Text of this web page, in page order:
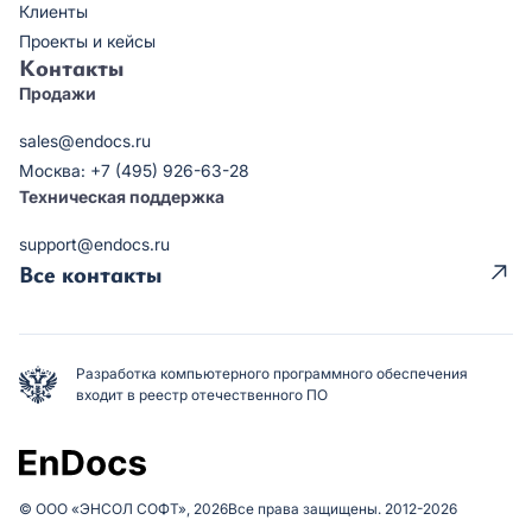
Клиенты
Проекты и кейсы
Контакты
Продажи
sales@endocs.ru
Москва: +7 (495) 926-63-28
Техническая поддержка
support@endocs.ru
Все контакты
Разработка компьютерного программного обеспечения
входит в реестр отечественного ПО
© ООО «ЭНСОЛ СОФТ», 2026Все права защищены. 2012-2026